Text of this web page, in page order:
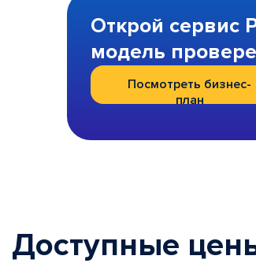
Открой сервис
модель
Посмотреть бизнес-
план
Доступные